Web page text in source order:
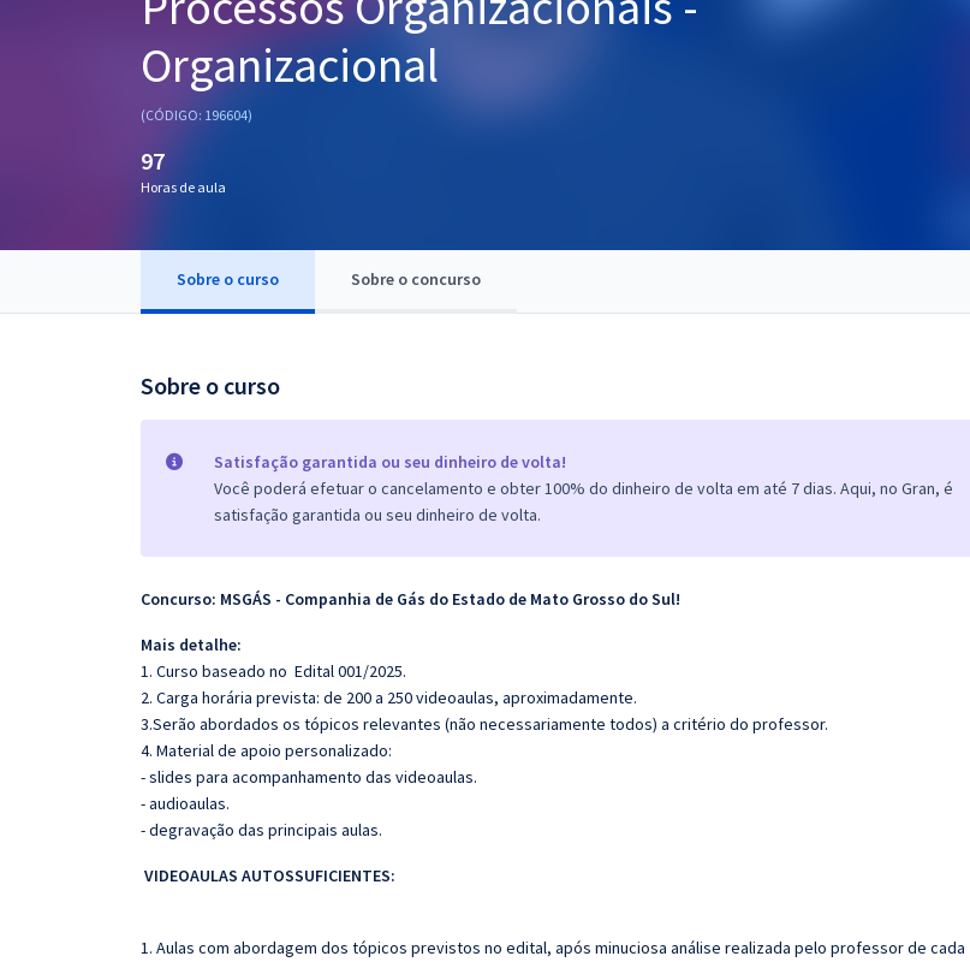
Questões grátis
Organizacional
(CÓDIGO: 196604)
97
Horas de aula
Sobre o curso Sobre o concurso
Sobre o curso
Satisfação garantida ou seu dinheiro de volta!
Você poderá efetuar o cancelamento e obter 100% do dinheiro de volta em até 7 dias. Aqui, no Gran, é
satisfação garantida ou seu dinheiro de volta.
Concurso: MSGÁS - Companhia de Gás do Estado de Mato Grosso do Sul!
Mais detalhe:
1. Curso baseado no Edital 001/2025.
2. Carga horária prevista: de 200 a 250 videoaulas, aproximadamente.
3.Serão abordados os tópicos relevantes (não necessariamente todos) a critério do professor.
4. Material de apoio personalizado:
- slides para acompanhamento das videoaulas.
- audioaulas.
- degravação das principais aulas.
VIDEOAULAS AUTOSSUFICIENTES:
1. Aulas com abordagem dos tópicos previstos no edital, após minuciosa análise realizada pelo professor de cada